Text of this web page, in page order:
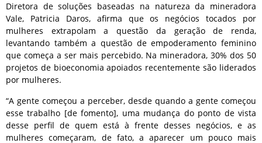
Diretora de soluções baseadas na natureza da mineradora
Vale, Patricia Daros, afirma que os negócios tocados por
mulheres extrapolam a questão da geração de renda,
levantando também a questão de empoderamento feminino
que começa a ser mais percebido. Na mineradora, 30% dos 50
projetos de bioeconomia apoiados recentemente são liderados
por mulheres.
“A gente começou a perceber, desde quando a gente começou
esse trabalho [de fomento], uma mudança do ponto de vista
desse perfil de quem está à frente desses negócios, e as
mulheres começaram, de fato, a aparecer um pouco mais